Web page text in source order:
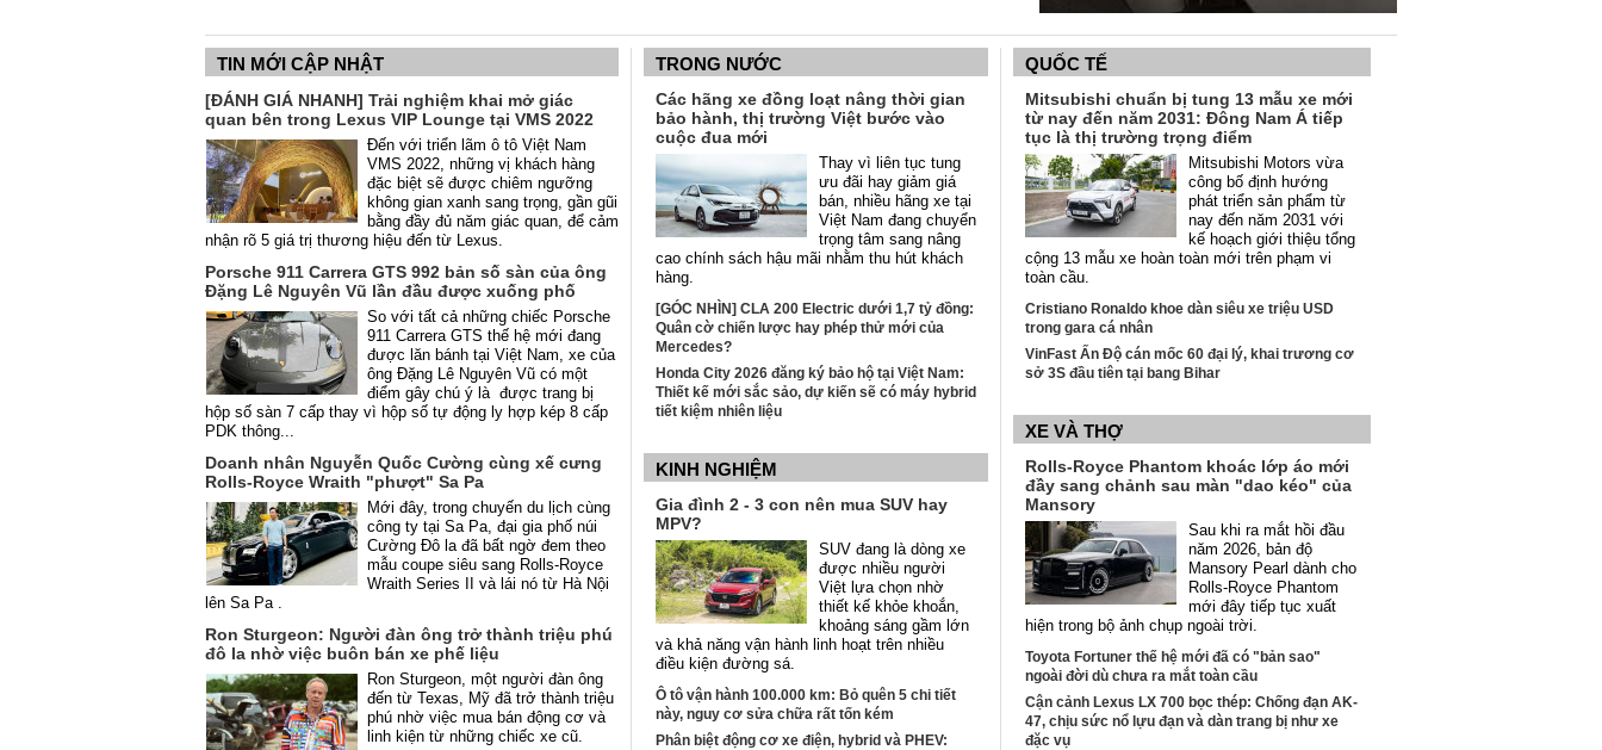
TIN MỚI CẬP NHẬT
[ĐÁNH GIÁ NHANH] Trải nghiệm khai mở giác
quan bên trong Lexus VIP Lounge tại VMS 2022
Đến với triển lãm ô tô Việt Nam
VMS 2022, những vị khách hàng
đặc biệt sẽ được chiêm ngưỡng
không gian xanh sang trọng, gần gũi
bằng đầy đủ năm giác quan, để cảm
nhận rõ 5 giá trị thương hiệu đến từ Lexus.
Porsche 911 Carrera GTS 992 bản số sàn của ông
Đặng Lê Nguyên Vũ lần đầu được xuống phố
So với tất cả những chiếc Porsche
911 Carrera GTS thế hệ mới đang
được lăn bánh tại Việt Nam, xe của
ông Đặng Lê Nguyên Vũ có một
điểm gây chú ý là được trang bị
hộp số sàn 7 cấp thay vì hộp số tự động ly hợp kép 8 cấp
PDK thông...
Doanh nhân Nguyễn Quốc Cường cùng xế cưng
Rolls-Royce Wraith "phượt" Sa Pa
Mới đây, trong chuyến du lịch cùng
công ty tại Sa Pa, đại gia phố núi
Cường Đô la đã bất ngờ đem theo
mẫu coupe siêu sang Rolls-Royce
Wraith Series II và lái nó từ Hà Nội
lên Sa Pa .
Ron Sturgeon: Người đàn ông trở thành triệu phú
đô la nhờ việc buôn bán xe phế liệu
Ron Sturgeon, một người đàn ông
đến từ Texas, Mỹ đã trở thành triệu
phú nhờ việc mua bán động cơ và
linh kiện từ những chiếc xe cũ.
TRONG NƯỚC
Các hãng xe đồng loạt nâng thời gian
bảo hành, thị trường Việt bước vào
cuộc đua mới
Thay vì liên tục tung
ưu đãi hay giảm giá
bán, nhiều hãng xe tại
Việt Nam đang chuyển
trọng tâm sang nâng
cao chính sách hậu mãi nhằm thu hút khách
hàng.
[GÓC NHÌN] CLA 200 Electric dưới 1,7 tỷ đồng:
Quân cờ chiến lược hay phép thử mới của
Mercedes?
Honda City 2026 đăng ký bảo hộ tại Việt Nam:
Thiết kế mới sắc sảo, dự kiến sẽ có máy hybrid
tiết kiệm nhiên liệu
KINH NGHIỆM
Gia đình 2 - 3 con nên mua SUV hay
MPV?
SUV đang là dòng xe
được nhiều người
Việt lựa chọn nhờ
thiết kế khỏe khoắn,
khoảng sáng gầm lớn
và khả năng vận hành linh hoạt trên nhiều
điều kiện đường sá.
Ô tô vận hành 100.000 km: Bỏ quên 5 chi tiết
này, nguy cơ sửa chữa rất tốn kém
Phân biệt động cơ xe điện, hybrid và PHEV:
QUỐC TẾ
Mitsubishi chuẩn bị tung 13 mẫu xe mới
từ nay đến năm 2031: Đông Nam Á tiếp
tục là thị trường trọng điểm
Mitsubishi Motors vừa
công bố định hướng
phát triển sản phẩm từ
nay đến năm 2031 với
kế hoạch giới thiệu tổng
cộng 13 mẫu xe hoàn toàn mới trên phạm vi
toàn cầu.
Cristiano Ronaldo khoe dàn siêu xe triệu USD
trong gara cá nhân
VinFast Ấn Độ cán mốc 60 đại lý, khai trương cơ
sở 3S đầu tiên tại bang Bihar
XE VÀ THỢ
Rolls-Royce Phantom khoác lớp áo mới
đầy sang chảnh sau màn "dao kéo" của
Mansory
Sau khi ra mắt hồi đầu
năm 2026, bản độ
Mansory Pearl dành cho
Rolls-Royce Phantom
mới đây tiếp tục xuất
hiện trong bộ ảnh chụp ngoài trời.
Toyota Fortuner thế hệ mới đã có "bản sao"
ngoài đời dù chưa ra mắt toàn cầu
Cận cảnh Lexus LX 700 bọc thép: Chống đạn AK-
47, chịu sức nổ lựu đạn và dàn trang bị như xe
đặc vụ